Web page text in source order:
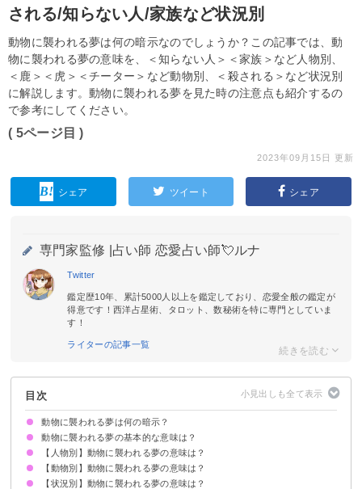
される/知らない人/家族など状況別
動物に襲われる夢は何の暗示なのでしょうか？この記事では、動
物に襲われる夢の意味を、＜知らない人＞＜家族＞など人物別、
＜鹿＞＜虎＞＜チーター＞など動物別、＜殺される＞など状況別
に解説します。動物に襲われる夢を見た時の注意点も紹介するの
で参考にしてください。
( 5ページ目 )
2023年09月15日 更新
シェア ツイート シェア
専門家監修 | 占い師 恋愛占い師💘ルナ
Twitter
鑑定歴10年、累計5000人以上を鑑定しており、恋愛全般の鑑定が
得意です！西洋占星術、タロット、数秘術を特に専門としていま
す！
ライターの記事一覧
目次
動物に襲われる夢は何の暗示？
動物に襲われる夢の基本的な意味は？
不安やストレスを抱えている暗示
状況によって意味が決まる
【人物別】動物に襲われる夢の意味は？
知らない人・他人が動物に襲われる夢【警告夢】
家族が動物に襲われる夢【凶夢】
子供が動物に襲われる夢【警告夢】
友達が動物に襲われる夢【警告夢】
芸能人が動物に襲われる夢【警告夢】
【動物別】動物に襲われる夢の意味は？
ライオンに襲われる夢【凶夢】
虎に襲われる夢【凶夢】
ゴリラに襲われる夢【警告夢】
猿に襲われる夢【警告夢】
蛇に襲われる夢【凶夢】
ワニに襲われる夢【凶夢】
熊に襲われる夢【警告夢】
ヒョウに襲われる夢【凶夢】
鹿に襲われる夢【警告夢】
イノシシに襲われる夢【警告夢】
チーターに襲われる夢【凶夢】
牛に襲われる夢【警告夢】
鳥に襲われる夢【凶夢】
ネズミに襲われる夢【警告夢】
犬に襲われる夢【凶夢】
猫に襲われる夢【凶夢】
蜘蛛に襲われる夢【凶夢】
ゴキブリに襲われる夢【警告夢】
カエルに襲われる夢【吉夢】
トンボに襲われる夢【警告夢】
蜂に襲われる夢【凶夢】
【状況別】動物に襲われる夢の意味は？